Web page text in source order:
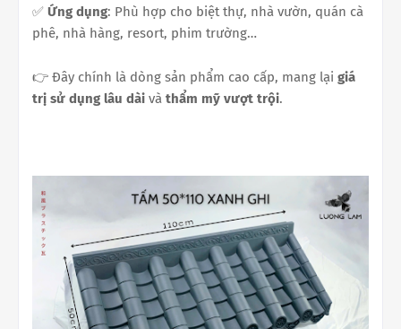
✅ Ứng dụng: Phù hợp cho biệt thự, nhà vườn, quán cà
phê, nhà hàng, resort, phim trường…
👉 Đây chính là dòng sản phẩm cao cấp, mang lại giá
trị sử dụng lâu dài và thẩm mỹ vượt trội.